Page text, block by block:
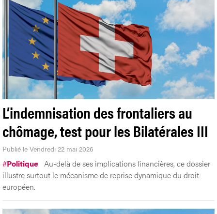
L’indemnisation des frontaliers au
chômage, test pour les Bilatérales III
Publié le Vendredi 22 mai 2026
#Politique Au-delà de ses implications financières, ce dossier
illustre surtout le mécanisme de reprise dynamique du droit
européen.